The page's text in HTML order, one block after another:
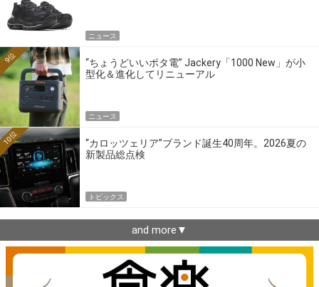
ニュース
“ちょうどいいポタ電” Jackery「1000 New」が小
型化＆進化してリニューアル
9位
ニュース
“カロッツェリア”ブランド誕生40周年。2026夏の
新製品総点検
10位
トピックス
and more▼